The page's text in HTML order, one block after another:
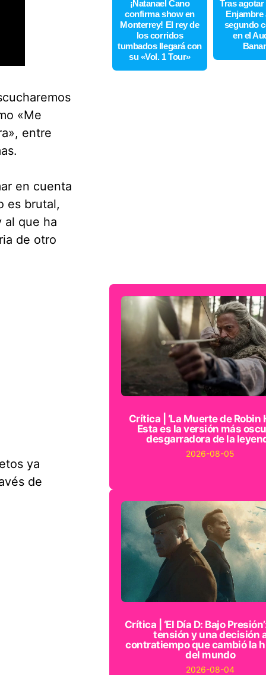
«Me
entre
en cuenta
es brutal,
al que ha
de otro
ya
de
¡Natanael Cano
confirma show en
Monterrey! El rey de
los corridos
tumbados llegará con
su «Vol. 1 Tour»
Tras
Enjambre
segundo
en el
Crítica | ‘La Muerte de Robin
Esta es la versión más
desgarradora de la
2026-08-05
Crítica | ‘El Día D: Bajo
tensión y una decisión
contratiempo que cambió la
del mundo
2026-08-04